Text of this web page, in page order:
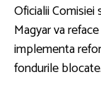
Oficialii
Magyar va
implementa
fondurile blocate.